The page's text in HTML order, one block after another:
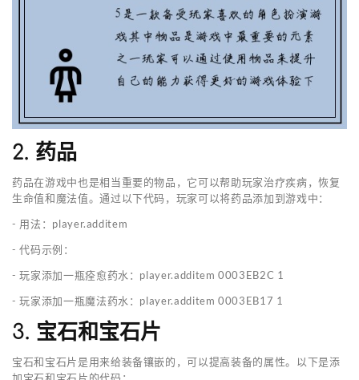
2. 药品
药品在游戏中也是相当重要的物品，它可以帮助玩家治疗疾病，恢复
生命值和魔法值。通过以下代码，玩家可以将药品添加到游戏中：
- 用法：player.additem
- 代码示例：
- 玩家添加一瓶痊愈药水：player.additem 0003EB2C 1
- 玩家添加一瓶魔法药水：player.additem 0003EB17 1
3. 宝石和宝石片
宝石和宝石片是用来给装备镶嵌的，可以提高装备的属性。以下是添